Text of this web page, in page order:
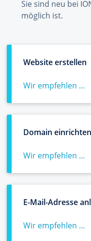
Sie sind neu bei
möglich ist.
Website erstellen
Wir empfehlen ...
Domain einrichten
Wir empfehlen ...
E-Mail-Adresse
Wir empfehlen ...